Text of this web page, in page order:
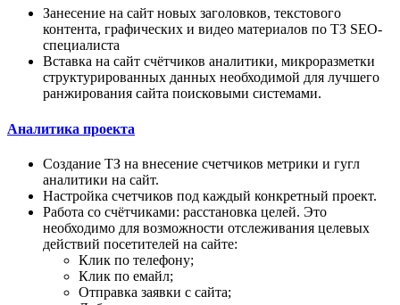
Занесение на сайт новых заголовков, текстового
контента, графических и видео материалов по ТЗ SEO-
специалиста
Вставка на сайт счётчиков аналитики, микроразметки
структурированных данных необходимой для лучшего
ранжирования сайта поисковыми системами.
Аналитика проекта
Создание ТЗ на внесение счетчиков метрики и гугл
аналитики на сайт.
Настройка счетчиков под каждый конкретный проект.
Работа со счётчиками: расстановка целей. Это
необходимо для возможности отслеживания целевых
действий посетителей на сайте:
Клик по телефону;
Клик по емайл;
Отправка заявки с сайта;